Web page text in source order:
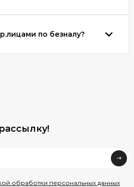
по безналу?
обработки персональных данных